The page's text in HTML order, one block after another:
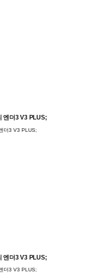
엔더3 V3 PLUS;
더3 V3 PLUS;
엔더3 V3 PLUS;
더3 V3 PLUS;